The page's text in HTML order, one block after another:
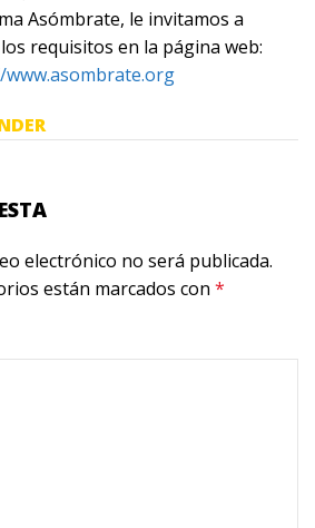
Asómbrate, le invitamos a
requisitos en la página web:
electrónico no será publicada.
están marcados con *